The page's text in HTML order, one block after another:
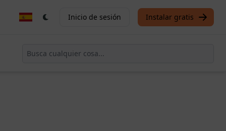
Inicio de sesión Instalar gratis